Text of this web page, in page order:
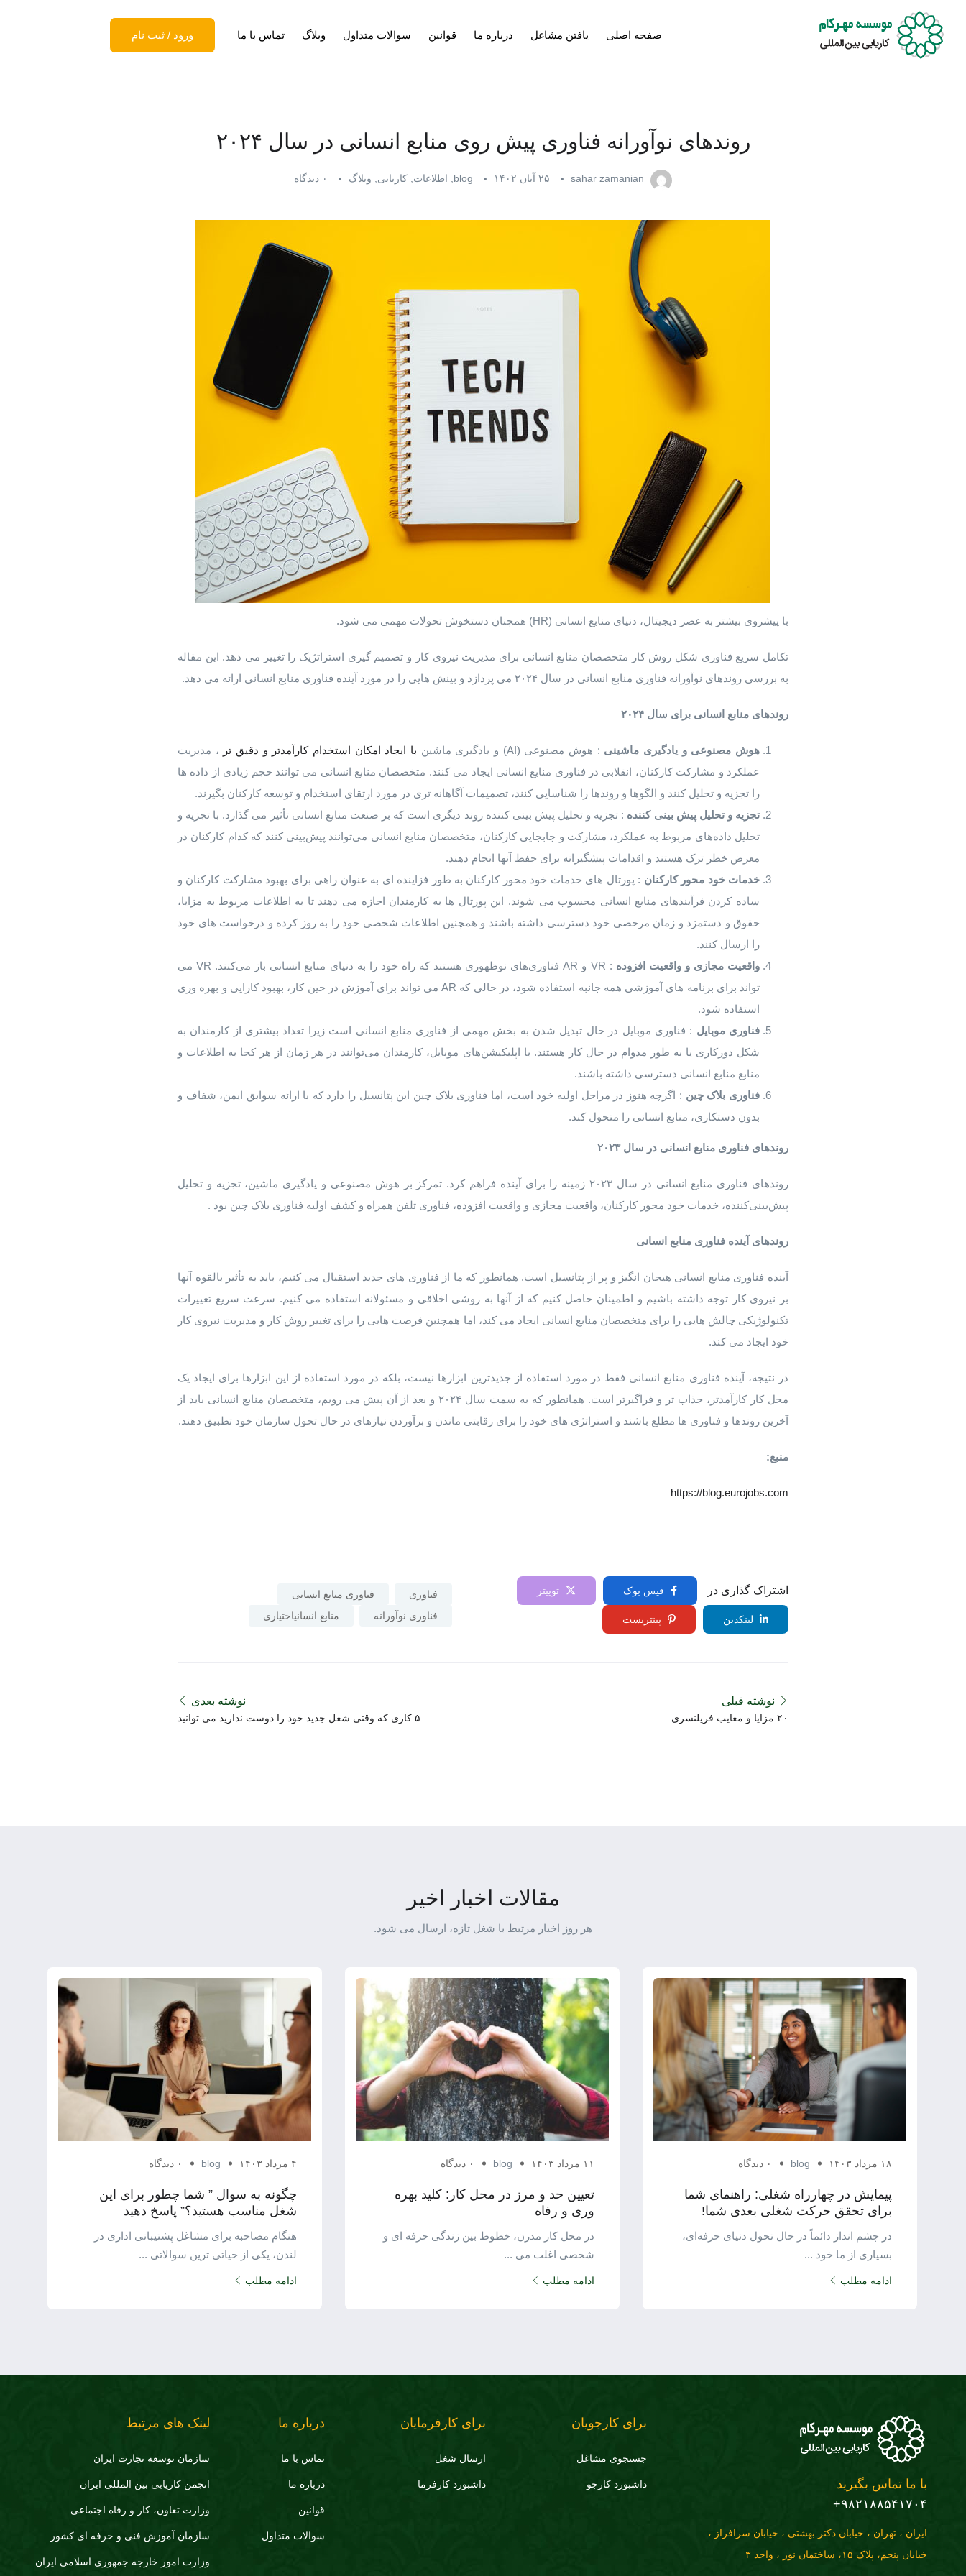
صفحه اصلی یافتن مشاغل درباره ما قوانین سوالات متداول وبلاگ تماس با ما ورود / ثبت نام
روندهای نوآورانه فناوری پیش روی منابع انسانی در سال ۲۰۲۴
sahar zamanian ۲۵ آبان ۱۴۰۲ blog اطلاعات کاریابی وبلاگ ۰ دیدگاه
با پیشروی بیشتر به عصر دیجیتال، دنیای منابع انسانی (HR) همچنان دستخوش تحولات مهمی می شود.
تکامل سریع فناوری شکل روش کار متخصصان منابع انسانی برای مدیریت نیروی کار و تصمیم گیری استراتژیک را تغییر می دهد. این مقاله
به بررسی روندهای نوآورانه فناوری منابع انسانی در سال ۲۰۲۴ می پردازد و بینش هایی را در مورد آینده فناوری منابع انسانی ارائه می دهد.
روندهای منابع انسانی برای سال ۲۰۲۴
هوش مصنوعی و یادگیری ماشینی : هوش مصنوعی (AI) و یادگیری ماشین با ایجاد امکان استخدام کارآمدتر و دقیق تر ، مدیریت
عملکرد و مشارکت کارکنان، انقلابی در فناوری منابع انسانی ایجاد می کنند. متخصصان منابع انسانی می توانند حجم زیادی از داده ها
را تجزیه و تحلیل کنند و الگوها و روندها را شناسایی کنند، تصمیمات آگاهانه تری در مورد ارتقای استخدام و توسعه کارکنان بگیرند.
تجزیه و تحلیل پیش بینی کننده : تجزیه و تحلیل پیش بینی کننده روند دیگری است که بر صنعت منابع انسانی تأثیر می گذارد. با تجزیه و
تحلیل داده‌های مربوط به عملکرد، مشارکت و جابجایی کارکنان، متخصصان منابع انسانی می‌توانند پیش‌بینی کنند که کدام کارکنان در
معرض خطر ترک هستند و اقدامات پیشگیرانه برای حفظ آنها انجام دهند.
خدمات خود محور کارکنان : پورتال های خدمات خود محور کارکنان به طور فزاینده ای به عنوان راهی برای بهبود مشارکت کارکنان و
ساده کردن فرآیندهای منابع انسانی محسوب می شوند. این پورتال ها به کارمندان اجازه می دهند تا به اطلاعات مربوط به مزایا،
حقوق و دستمزد و زمان مرخصی خود دسترسی داشته باشند و همچنین اطلاعات شخصی خود را به روز کرده و درخواست های خود
را ارسال کنند.
واقعیت مجازی و واقعیت افزوده
: VR و AR فناوری‌های نوظهوری هستند که راه خود را به دنیای منابع انسانی باز می‌کنند. VR می
تواند برای برنامه های آموزشی همه جانبه استفاده شود، در حالی که AR می تواند برای آموزش در حین کار، بهبود کارایی و بهره وری
استفاده شود.
فناوری موبایل : فناوری موبایل در حال تبدیل شدن به بخش مهمی از فناوری منابع انسانی است زیرا تعداد بیشتری از کارمندان به
شکل دورکاری یا به طور مدوام در حال کار هستند. با اپلیکیشن‌های موبایل، کارمندان می‌توانند در هر زمان از هر کجا به اطلاعات و
منابع منابع انسانی دسترسی داشته باشند.
فناوری بلاک چین : اگرچه هنوز در مراحل اولیه خود است، اما فناوری بلاک چین این پتانسیل را دارد که با ارائه سوابق ایمن، شفاف و
بدون دستکاری، منابع انسانی را متحول کند.
روندهای فناوری منابع انسانی در سال ۲۰۲۳
روندهای فناوری منابع انسانی در سال ۲۰۲۳ زمینه را برای آینده فراهم کرد. تمرکز بر هوش مصنوعی و یادگیری ماشین، تجزیه و تحلیل
پیش‌بینی‌کننده، خدمات خود محور کارکنان، واقعیت مجازی و واقعیت افزوده، فناوری تلفن همراه و کشف اولیه فناوری بلاک چین بود .
روندهای آینده فناوری منابع انسانی
آینده فناوری منابع انسانی هیجان انگیز و پر از پتانسیل است. همانطور که ما از فناوری های جدید استقبال می کنیم، باید به تأثیر بالقوه آنها
بر نیروی کار توجه داشته باشیم و اطمینان حاصل کنیم که از آنها به روشی اخلاقی و مسئولانه استفاده می کنیم. سرعت سریع تغییرات
تکنولوژیکی چالش هایی را برای متخصصان منابع انسانی ایجاد می کند، اما همچنین فرصت هایی را برای تغییر روش کار و مدیریت نیروی کار
خود ایجاد می کند.
در نتیجه، آینده فناوری منابع انسانی فقط در مورد استفاده از جدیدترین ابزارها نیست، بلکه در مورد استفاده از این ابزارها برای ایجاد یک
محل کار کارآمدتر، جذاب تر و فراگیرتر است. همانطور که به سمت سال ۲۰۲۴ و بعد از آن پیش می رویم، متخصصان منابع انسانی باید از
آخرین روندها و فناوری ها مطلع باشند و استراتژی های خود را برای رقابتی ماندن و برآوردن نیازهای در حال تحول سازمان خود تطبیق دهند.
منبع:
https://blog.eurojobs.com
اشتراک گذاری در فیس بوک توییتر
لینکدین پینتریست
فناوری
فناوری منابع انسانی
فناوری نوآورانه
منابع انسانیاختیاری
نوشته قبلی
۲۰ مزایا و معایب فریلنسری
نوشته بعدی
۵ کاری که وقتی شغل جدید خود را دوست ندارید می توانید
مقالات اخبار اخیر
هر روز اخبار مرتبط با شغل تازه، ارسال می شود.
۱۸ مرداد ۱۴۰۳ blog ۰ دیدگاه
پیمایش در چهارراه شغلی: راهنمای شما
برای تحقق حرکت شغلی بعدی شما!
در چشم ‌انداز دائماً در حال تحول دنیای حرفه‌ای،
بسیاری از ما خود ...
ادامه مطلب
۱۱ مرداد ۱۴۰۳ blog ۰ دیدگاه
تعیین حد و مرز در محل کار: کلید بهره
وری و رفاه
در محل کار مدرن، خطوط بین زندگی حرفه ای و
شخصی اغلب می ...
ادامه مطلب
۴ مرداد ۱۴۰۳ blog ۰ دیدگاه
چگونه به سوال ” شما چطور برای این
شغل مناسب هستید؟” پاسخ دهید
هنگام مصاحبه برای مشاغل پشتیبانی اداری در
لندن، یکی از حیاتی ترین سوالاتی ...
ادامه مطلب
با ما تماس بگیرید
۹۸۲۱۸۸۵۴۱۷۰۴+
ایران ، تهران ، خیابان دکتر بهشتی ، خیابان سرافراز ،
خیابان پنجم، پلاک ۱۵، ساختمان نور ، واحد ۳
برای کارجویان
جستجوی مشاغل
داشبورد کارجو
برای کارفرمایان
ارسال شغل
داشبورد کارفرما
درباره ما
تماس با ما
درباره ما
قوانین
سوالات متداول
لینک های مرتبط
سازمان توسعه تجارت ايران
انجمن کاریابی بین المللی ایران
وزارت تعاون، کار و رفاه اجتماعی
سازمان آموزش فنی و حرفه ای کشور
وزارت امور خارجه جمهوری اسلامی ایران